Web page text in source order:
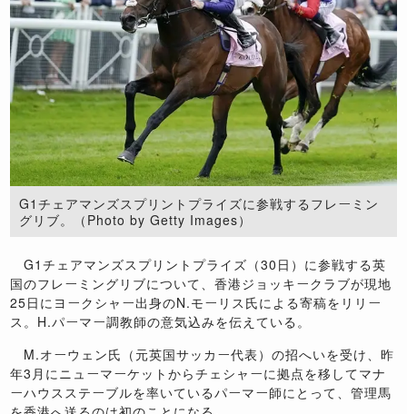
G1チェアマンズスプリントプライズに参戦するフレーミン
グリブ。（Photo by Getty Images）
G1チェアマンズスプリントプライズ（30日）に参戦する英
国のフレーミングリブについて、香港ジョッキークラブが現地
25日にヨークシャー出身のN.モーリス氏による寄稿をリリー
ス。H.パーマー調教師の意気込みを伝えている。
M.オーウェン氏（元英国サッカー代表）の招へいを受け、昨
年3月にニューマーケットからチェシャーに拠点を移してマナ
ーハウスステーブルを率いているパーマー師にとって、管理馬